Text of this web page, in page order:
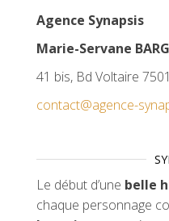
Agence Synapsis
Marie-Servane
41 bis, Bd Voltaire
contact@agence-
Le début d’une belle
chaque personnage